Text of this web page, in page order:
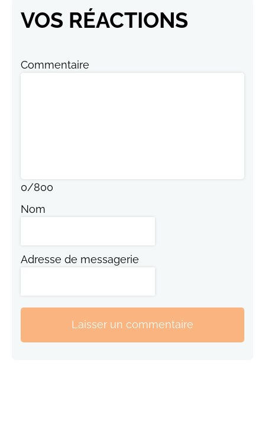
VOS RÉACTIONS
Commentaire
0/800
Nom
Adresse de messagerie
Laisser un commentaire